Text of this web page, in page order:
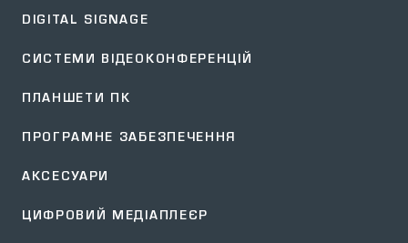
DIGITAL SIGNAGE
СИСТЕМИ ВІДЕОКОНФЕРЕНЦІЙ
ПЛАНШЕТИ ПК
ПРОГРАМНЕ ЗАБЕЗПЕЧЕННЯ
АКСЕСУАРИ
ЦИФРОВИЙ МЕДІАПЛЕЄР